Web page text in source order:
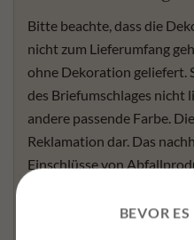
Bitte beachte, dass die
nicht zum Lieferumfang
ohne Dekoration geliefert.
des Briefumschlages nicht
andere passende Farbe.
Reklamation dar. Das
Einschlüsse von
ebenfalls kein Grund für
BEVOR